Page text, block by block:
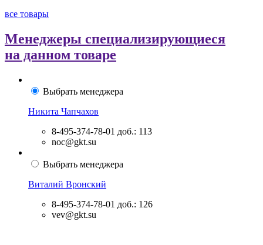
все товары
Менеджеры специализирующиеся
на данном товаре
Выбрать менеджера
Никита Чапчахов
8-495-374-78-01 доб.: 113
noc@gkt.su
Выбрать менеджера
Виталий Вронский
8-495-374-78-01 доб.: 126
vev@gkt.su